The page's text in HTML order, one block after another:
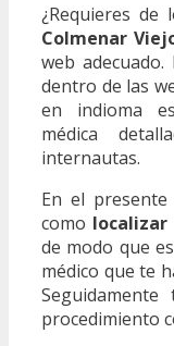
¿Requieres de
Colmenar
web
dentro de las
en indioma
médica
internautas.
En el
como localizar
de modo que
médico que te
procedimiento